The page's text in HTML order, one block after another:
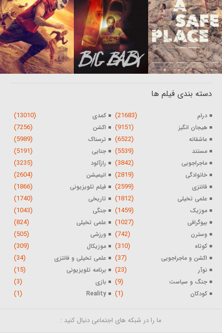
دسته بندی فیلم ها
درام (21683) کمدی (13010)
هیجان انگیز (9151) اکشن (7256)
عاشقانه (6522) ترسناک (5989)
مستند (5539) جنایی (5191)
ماجراجویی (3842) رازآلود (3235)
خانوادگی (2819) انیمیشن (2604)
فانتزی (2599) فیلم تلویزیونی (1866)
علمی تخیلی (1812) تاریخی (1740)
موزیک (1459) جنگی (1043)
بیوگرافی (1027) علمی تخیلی (824)
وسترن (742) ورزشی (505)
کوتاه (310) موزیکال (309)
اکشن و ماجراجویی (37) علمی تخیلی و فانتزی (34)
نوآر (23) برنامه تلویزیونی (15)
جنگ و سیاست (9) بازی (3)
کودکان (1)
Reality
(1)
ما را در شبکه های اجتماعی دنبال کنید :